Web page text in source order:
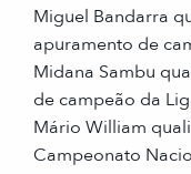
Miguel Bandarra
apuramento de
Midana Sambu
de campeão da
Mário William
Campeonato